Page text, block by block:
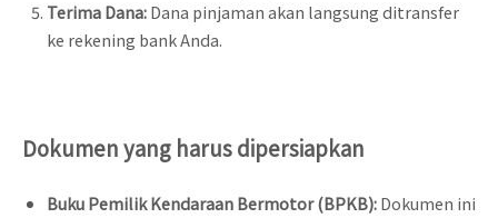
Terima Dana:Dana pinjaman akan langsung ditransfer
ke rekening bank Anda.
Dokumen yang harus dipersiapkan
Buku Pemilik Kendaraan Bermotor (BPKB):Dokumen ini